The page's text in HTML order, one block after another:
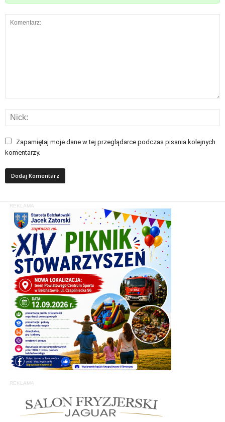
Zapamiętaj moje dane w tej przeglądarce podczas pisania kolejnych
komentarzy.
REKLAMA
REKLAMA